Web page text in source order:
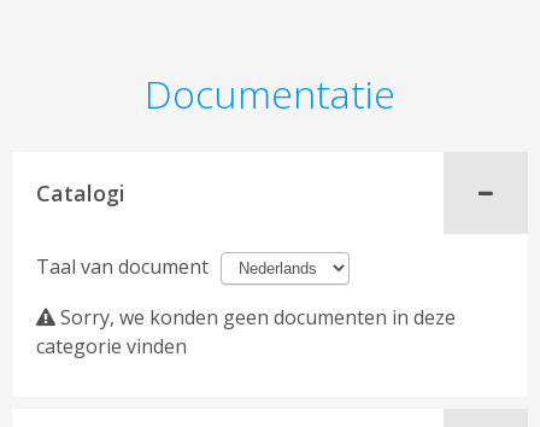
Documentatie
Catalogi
Taal van document
Sorry, we konden geen documenten in deze
categorie vinden